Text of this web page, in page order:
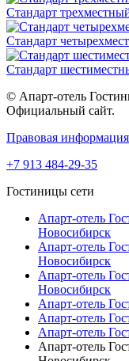
Стандарт
Стандарт
Стандарт
© Апарт-отель
Официальный сайт.
Правовая информация
+7 913 484-29-35
Гостиницы сети
Апарт-отель
Новосибирск
Апарт-отель
Новосибирск
Апарт-отель
Новосибирск
Апарт-отель
Апарт-отель
Апарт-отель
Апарт-отель